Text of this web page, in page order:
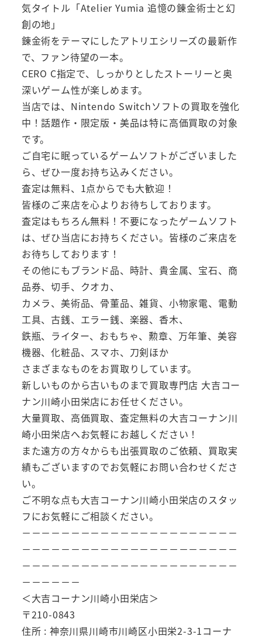
気タイトル「Atelier Yumia 追憶の錬金術士と幻
創の地」
錬金術をテーマにしたアトリエシリーズの最新作
で、ファン待望の一本。
CERO C指定で、しっかりとしたストーリーと奥
深いゲーム性が楽しめます。
当店では、Nintendo Switchソフトの買取を強化
中！話題作・限定版・美品は特に高価買取の対象
です。
ご自宅に眠っているゲームソフトがございました
ら、ぜひ一度お持ち込みください。
査定は無料、1点からでも大歓迎！
皆様のご来店を心よりお待ちしております。
査定はもちろん無料！不要になったゲームソフト
は、ぜひ当店にお持ちください。皆様のご来店を
お待ちしております！
その他にもブランド品、時計、貴金属、宝石、商
品券、切手、クオカ、
カメラ、美術品、骨董品、雑貨、小物家電、電動
工具、古銭、エラー銭、楽器、香木、
鉄瓶、ライター、おもちゃ、勲章、万年筆、美容
機器、化粧品、スマホ、刀剣ほか
さまざまなものをお買取りしています。
新しいものから古いものまで買取専門店 大吉コー
ナン川崎小田栄店にお任せください。
大量買取、高価買取、査定無料の大吉コーナン川
崎小田栄店へお気軽にお越しください！
また遠方の方々からも出張買取のご依頼、買取実
績もございますのでお気軽にお問い合わせくださ
い。
ご不明な点も大吉コーナン川崎小田栄店のスタッ
フにお気軽にご相談ください。
－－－－－－－－－－－－－－－－－－－－－－
－－－－－－－－－－－－－－－－－－－－－－
－－－－－－－－－－－－－－－－－－－－－－
－－－－－－
＜大吉コーナン川崎小田栄店＞
〒210-0843
住所 : 神奈川県川崎市川崎区小田栄2-3-1コーナ